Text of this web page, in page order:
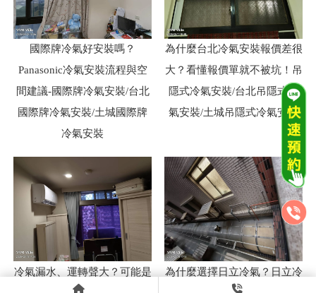
國際牌冷氣好安裝嗎？
Panasonic冷氣安裝流程與空
間建議-國際牌冷氣安裝/台北
國際牌冷氣安裝/土城國際牌
冷氣安裝
為什麼台北冷氣安裝報價差很
大？看懂報價單就不被坑！吊
隱式冷氣安裝/台北吊隱式冷
氣安裝/土城吊隱式冷氣安裝
冷氣漏水、運轉聲大？可能是
為什麼選擇日立冷氣？日立冷